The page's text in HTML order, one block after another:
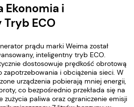
Ekonomia i
ECO
prądu marki Weima został
inteligentny tryb ECO.
dostosowuje prędkość obrotową
zapotrzebowania i obciążenia sieci. W
urządzenia pobierają mniej energii,
co bezpośrednio przekłada się na
zużycia paliwa oraz ograniczenie emisji